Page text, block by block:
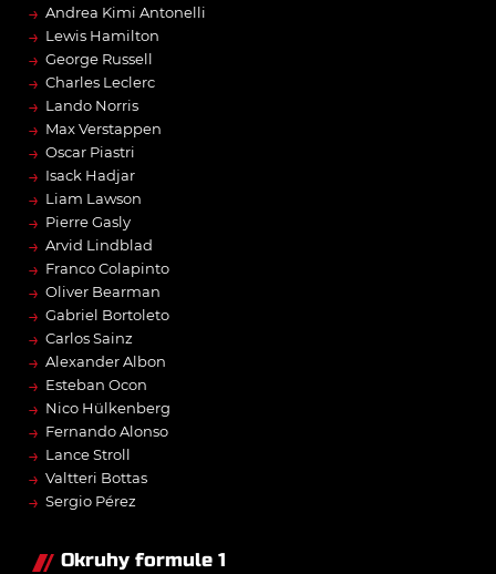
→ Andrea Kimi Antonelli
→ Lewis Hamilton
→ George Russell
→ Charles Leclerc
→ Lando Norris
→ Max Verstappen
→ Oscar Piastri
→ Isack Hadjar
→ Liam Lawson
→ Pierre Gasly
→ Arvid Lindblad
→ Franco Colapinto
→ Oliver Bearman
→ Gabriel Bortoleto
→ Carlos Sainz
→ Alexander Albon
→ Esteban Ocon
→ Nico Hülkenberg
→ Fernando Alonso
→ Lance Stroll
→ Valtteri Bottas
→ Sergio Pérez
Okruhy formule 1